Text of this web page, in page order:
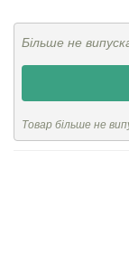
Більше не
Товар більше не